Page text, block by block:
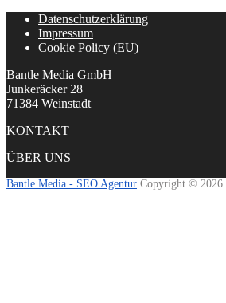
Datenschutzerklärung
Impressum
Cookie Policy (EU)
Bantle Media GmbH
Junkeräcker 28
71384 Weinstadt
KONTAKT
ÜBER UNS
Bantle Media - SEO Agentur Copyright © 2026.